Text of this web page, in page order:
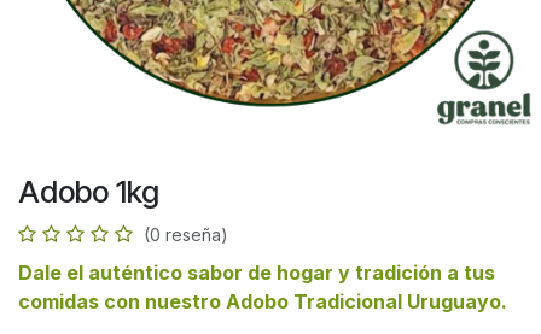
Adobo 1kg
(0 reseña)
Dale el auténtico sabor de hogar y tradición a tus
comidas con nuestro Adobo Tradicional Uruguayo.